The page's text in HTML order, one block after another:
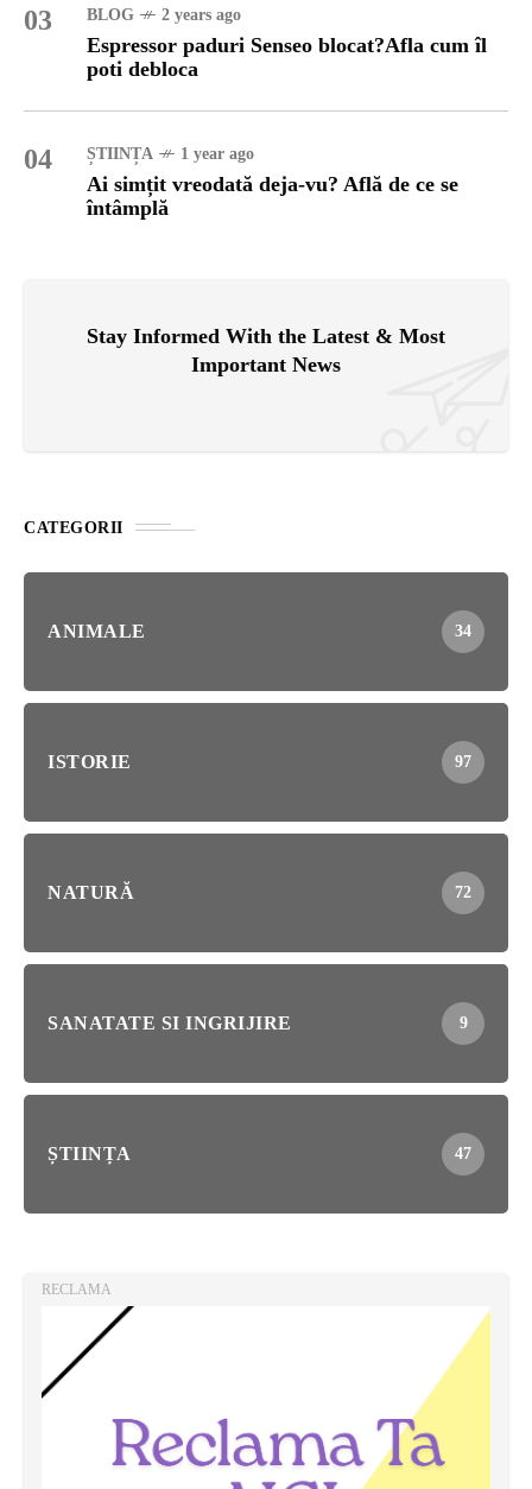
03 BLOG 2 years ago
Espressor paduri Senseo blocat?Afla cum îl
poti debloca
04 ȘTIINȚA 1 year ago
Ai simțit vreodată deja-vu? Află de ce se
întâmplă
Stay Informed With the Latest & Most
Important News
CATEGORII
ANIMALE 34
ISTORIE 97
NATURĂ 72
SANATATE SI INGRIJIRE 9
ȘTIINȚA 47
RECLAMA